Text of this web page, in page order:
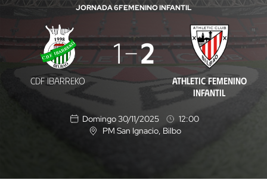
JORNADA 6FEMENINO INFANTIL
CDF
Ibarreko
-
Athletic
Femenino
CDF IBARREKO
1 2
ATHLETIC FEMENINO
INFANTIL
Domingo 30/11/2025
12:00
U
PM San Ignacio, Bilbo